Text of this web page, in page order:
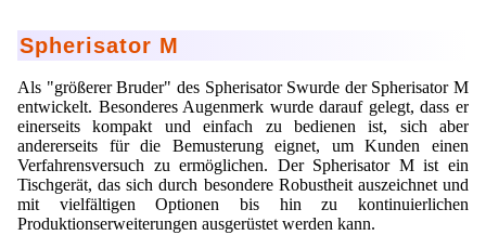
Spherisator M
Als "größerer Bruder" des Spherisator Swurde der Spherisator M
entwickelt. Besonderes Augenmerk wurde darauf gelegt, dass er
einerseits kompakt und einfach zu bedienen ist, sich aber
andererseits für die Bemusterung eignet, um Kunden einen
Verfahrensversuch zu ermöglichen. Der Spherisator M ist ein
Tischgerät, das sich durch besondere Robustheit auszeichnet und
mit vielfältigen Optionen bis hin zu kontinuierlichen
Produktionserweiterungen ausgerüstet werden kann.